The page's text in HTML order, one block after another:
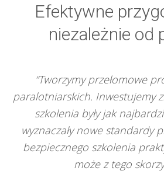
Efektywne
niezależnie od
“Tworzymy przełomowe
paralotniarskich. Inwestujemy
szkolenia były jak
wyznaczały nowe standardy
bezpiecznego szkolenia
może z tego